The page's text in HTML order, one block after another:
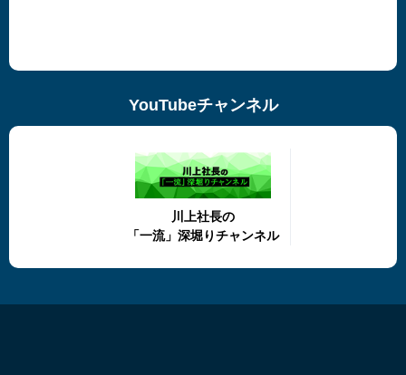
YouTubeチャンネル
川上社長の
「一流」深堀りチャンネル